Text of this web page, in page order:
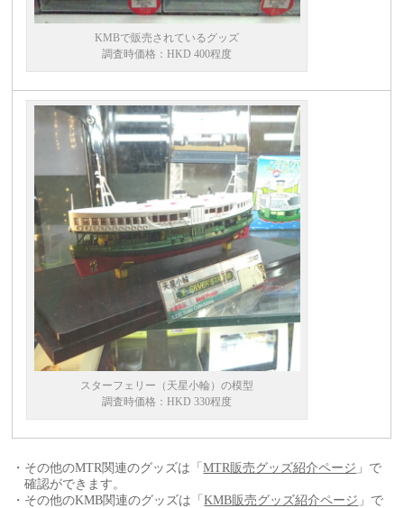
KMBで販売されているグッズ
調査時価格：HKD 400程度
スターフェリー（天星小輪）の模型
調査時価格：HKD 330程度
・その他のMTR関連のグッズは「MTR販売グッズ紹介ページ 」で
確認ができます。
・その他のKMB関連のグッズは「KMB販売グッズ紹介ページ 」で